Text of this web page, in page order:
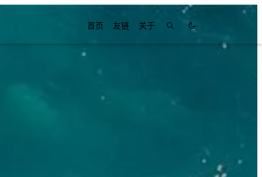
首页 友链 关于